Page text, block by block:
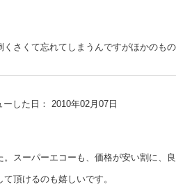
さくて忘れてしまうんですがほかのも
ーした日： 2010年02月07日
スーパーエコーも、価格が安い割に
頂けるのも嬉しいです。